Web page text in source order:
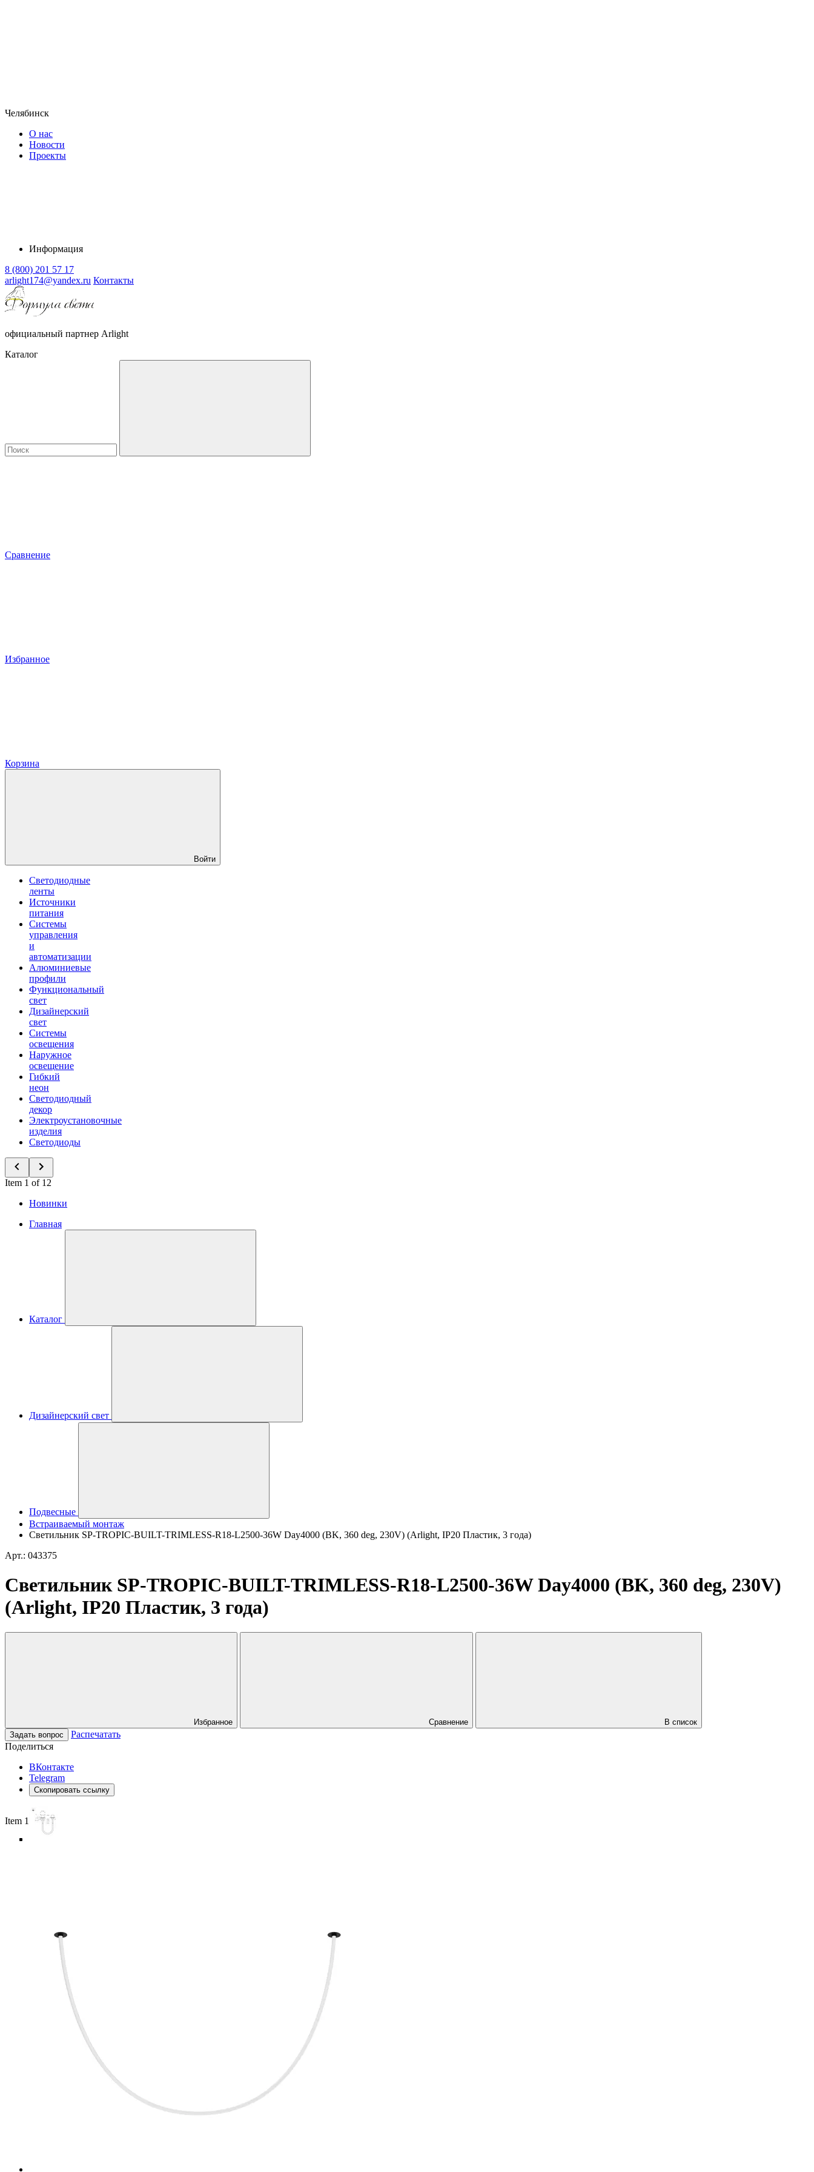
Челябинск
О нас
Новости
Проекты
Информация
8 (800) 201 57 17
arlight174@yandex.ru Контакты
официальный партнер Arlight
Каталог
Сравнение
Избранное
Корзина
Войти
Светодиодные
ленты
Источники
питания
Системы
управления
и
автоматизации
Алюминиевые
профили
Функциональный
свет
Дизайнерский
свет
Системы
освещения
Наружное
освещение
Гибкий
неон
Светодиодный
декор
Электроустановочные
изделия
Светодиоды
Item 1 of 12
Новинки
Главная
Каталог
Дизайнерский свет
Подвесные
Встраиваемый монтаж
Светильник SP-TROPIC-BUILT-TRIMLESS-R18-L2500-36W Day4000 (BK, 360 deg, 230V) (Arlight, IP20 Пластик, 3 года)
Арт.: 043375
Светильник SP-TROPIC-BUILT-TRIMLESS-R18-L2500-36W Day4000 (BK, 360 deg, 230V)
(Arlight, IP20 Пластик, 3 года)
Избранное Сравнение
В список
Задать вопрос
Распечатать
Поделиться
ВКонтакте
Telegram
Скопировать ссылку
Item 1 of 5